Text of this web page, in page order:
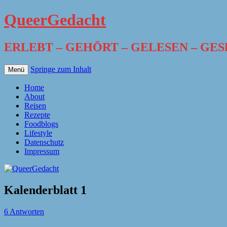
QueerGedacht
ERLEBT – GEHÖRT – GELESEN –
Menü Springe zum Inhalt
Home
About
Reisen
Rezepte
Foodblogs
Lifestyle
Datenschutz
Impressum
Kalenderblatt 1
6 Antworten